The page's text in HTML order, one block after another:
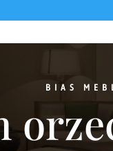
BIAS